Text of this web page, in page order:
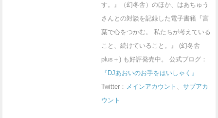
す。』（幻冬舎）のほか、はあちゅう
さんとの対談を記録した電子書籍『言
葉で心をつかむ。 私たちが考えている
こと、続けていること。』 (幻冬舎
plus＋) も好評発売中。 公式ブログ：
『DJあおいのお手をはいしゃく』
Twitter： メインアカウント
サブアカ
ウント